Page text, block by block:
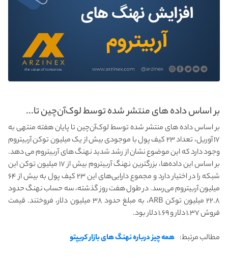
بر اساس داده‌ های منتشر شده توسط لوک‌آن‌چین تا...
بر اساس داده‌ های منتشر شده توسط لوک‌آن‌چین تا پایان هفته منتهی به
۱۷ آوریل، تعداد ۲۳ کیف پول با موجودی بیش از یک میلیون توکن آربیتروم
وجود دارد که این موضوع نشان از رشد شدید نهنگ های آربیتروم می دهد.
بر اساس این داده‌ها، بزرگترین نهنگ آربیتروم بیش از ۱۷ میلیون توکن این
شبکه را در اختیار دارد و مجموع دارایی‌های این ۲۳ کیف پول به بیش از ۶۴
میلیون آربیتروم می‌رسد. در طول هفت روز گذشته، سه حساب نهنگ حدود
۲۲.۸ میلیون توکن ARB، به مبلغ حدود ۳۸ میلیون دلار، فروختند. قیمت
فروش ۱.۳۷ دلار و ۱.۶۹ دلار بود.
مطالب مرتبط: همه چیز درباره نهنگ های بازار کریپتو